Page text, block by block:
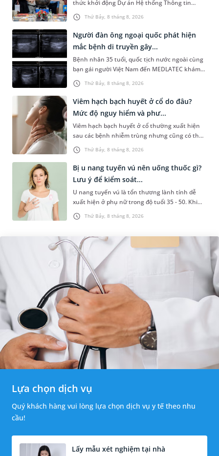
Thứ Bảy, 8 tháng 8, 2026
thức khởi động Dự án Hệ thống Thông tin
Quản lý Bệnh viện (HIS - Hospital Information
System) giai đoạn mới. Dự á...
Thứ Bảy, 8 tháng 8, 2026
Người đàn ông ngoại quốc phát hiện
mắc bệnh di truyền gây...
Bệnh nhân 35 tuổi, quốc tịch nước ngoài cùng
bạn gái người Việt Nam đến MEDLATEC khám
sức khỏe tiền hôn nhân. Qua thăm khám và
làm các xét nghiệm chuyên sâu,...
Thứ Bảy, 8 tháng 8, 2026
Viêm hạch bạch huyết ở cổ do đâu?
Mức độ nguy hiểm và phư...
Viêm hạch bạch huyết ở cổ thường xuất hiện
sau các bệnh nhiễm trùng nhưng cũng có thể
liên quan đến lao hạch hoặc ung thư. Để tìm
hiểu nguyên nhân gây viêm,...
Thứ Bảy, 8 tháng 8, 2026
Bị u nang tuyến vú nên uống thuốc gì?
Lưu ý để kiểm soát...
U nang tuyến vú là tổn thương lành tính dễ
xuất hiện ở phụ nữ trong độ tuổi 35 - 50. Khi
được chẩn đoán mắc bệnh, nhiều người
thường băn khoăn u nang tuyến v...
Lựa chọn dịch vụ
Quý khách hàng vui lòng lựa chọn dịch vụ y tế theo nhu
cầu!
Lấy mẫu xét nghiệm tại nhà